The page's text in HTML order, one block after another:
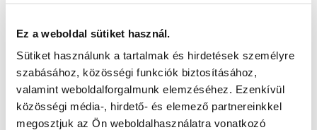
Ez a weboldal sütiket használ.
Sütiket használunk a tartalmak és hirdetések személyre
szabásához, közösségi funkciók biztosításához,
valamint weboldalforgalmunk elemzéséhez. Ezenkívül
közösségi média-, hirdető- és elemező partnereinkkel
megosztjuk az Ön weboldalhasználatra vonatkozó
MTK FUTBALL KVÍZ - 2023-AS
ÉVFORDULÓK - MEGVANNAK A
GYŐZTESEK
2023-04-03
Idén lesz 135 éve, hogy megalakult az MTK, a Magyar
Testgyakorlók Köre, az első...